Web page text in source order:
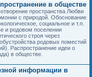
в обществе
пространства Любви
с природой. Обоснование
социальное и т.п.
и родовом поселении
строя через
родовых поместий
Распространение идеи о
в обществе.
информации в